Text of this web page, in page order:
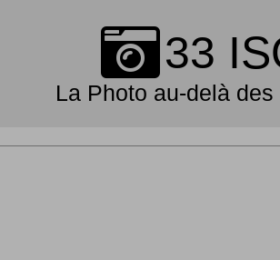
33
La Photo au-delà
Primary